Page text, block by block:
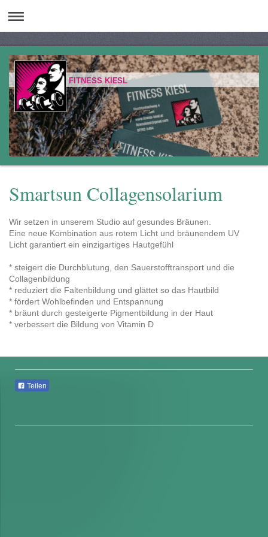
FITNESS KIESL
Smartsun Collagensolarium
Wir setzen in unserem Studio auf gesundes Bräunen.
Eine neue Kombination aus rotem Licht und bräunendem UV
Licht garantiert ein einzigartiges Hautgefühl
* steigert die Durchblutung, den Sauerstofftransport und die
Collagenbildung
* reduziert die Faltenbildung und glättet so das Hautbild
* fördert Wohlbefinden und Entspannung
* bräunt durch gesteigerte Pigmentbildung in der Haut
* verbessert die Bildung von Vitamin D
Teilen